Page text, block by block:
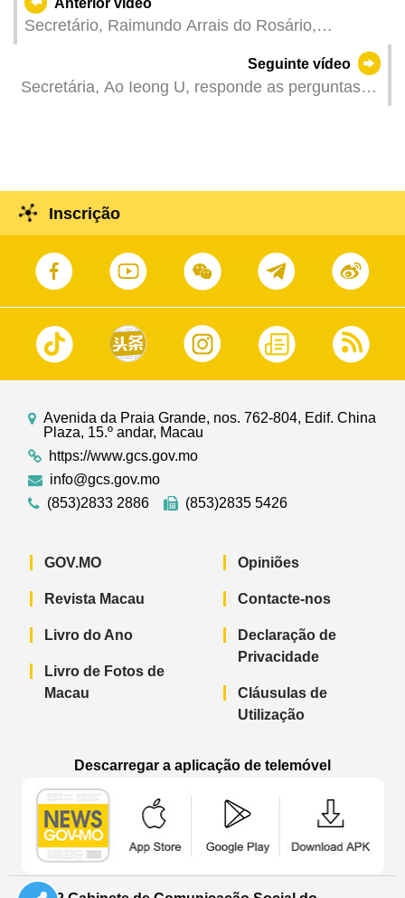
Secretário, Raimundo Arrais do Rosário,
apresenta as Linhas de Acção Governativa para
Seguinte vídeo
Secretária, Ao Ieong U, responde as perguntas
Inscrição
Avenida da Praia Grande, nos. 762-804, Edif. China
Plaza, 15.º andar, Macau
https://www.gcs.gov.mo
info@gcs.gov.mo
(853)2833 2886
(853)2835 5426
GOV.MO
Revista Macau
Livro do Ano
Livro de Fotos de
Macau
Opiniões
Contacte-nos
Declaração de
Privacidade
Cláusulas de
Utilização
Descarregar a aplicação de telemóvel